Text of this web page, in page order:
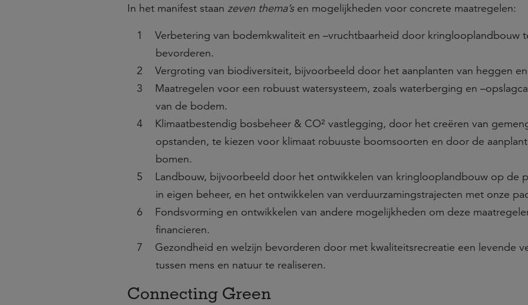
In het manifest staan zeven thema’sen mogelijkheden voor concrete maatregelen:
Verbetering van bodemkwaliteit en –vruchtbaarheid door kringlooplandbouw
bevorderen.
Vergroting van biodiversiteit, bijvoorbeeld door het aanplanten van heggen
Maatregelen voor een robuust watersysteem, zoals waterberging en
van de bodem.
Klimaatbestendig bosbeheer & CO² vastlegging, door het creëren van
opstanden, te kiezen voor klimaat robuuste boomsoorten en door de
bomen.
Landbouw, bijvoorbeeld door het ontwikkelen van kringlooplandbouw op de
in eigen beheer, en het ontwikkelen van verduurzamingstrajecten met onze
Fondsvorming en ontwikkelen van andere mogelijkheden om deze
financieren.
Gezondheid en welzijn bevorderen door met kwaliteitsrecreatie een levende
tussen mens en natuur te realiseren.
Connecting Green